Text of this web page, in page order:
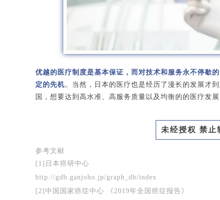
优越的医疗制度是基本保证，而对技术和服务永不停歇
定的先机。当然，日本的医疗也是经历了漫长的发展才
国，想要达到高水准、高服务质量以及均衡的的医疗发
未经授权 禁止
参考文献
[1] 日本癌研中心
http://gdb.ganjoho.jp/graph_db/index
[2] 中国国家癌症中心 《2019年全国癌症报告》